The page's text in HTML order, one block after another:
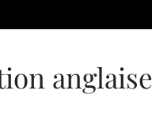
anglaise